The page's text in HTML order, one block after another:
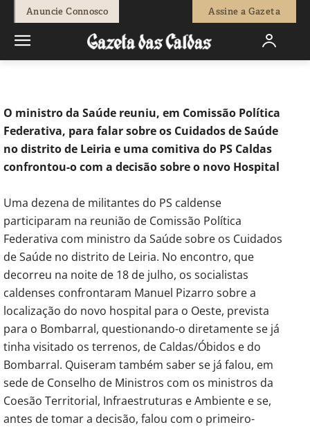
Anuncie Connosco Assine a Gazeta
Fátima Ferreira - 757 0
O ministro da Saúde reuniu, em Comissão Política
Federativa, para falar sobre os Cuidados de Saúde
no distrito de Leiria e uma comitiva do PS Caldas
confrontou-o com a decisão sobre o novo Hospital
Uma dezena de militantes do PS caldense
participaram na reunião de Comissão Política
Federativa com ministro da Saúde sobre os Cuidados
de Saúde no distrito de Leiria. No encontro, que
decorreu na noite de 18 de julho, os socialistas
caldenses confrontaram Manuel Pizarro sobre a
localização do novo hospital para o Oeste, prevista
para o Bombarral, questionando-o diretamente se já
tinha visitado os terrenos, de Caldas/Óbidos e do
Bombarral. Quiseram também saber se já falou, em
sede de Conselho de Ministros com os ministros da
Coesão Territorial, Infraestruturas e Ambiente e se,
antes de tomar a decisão, falou com o primeiro-